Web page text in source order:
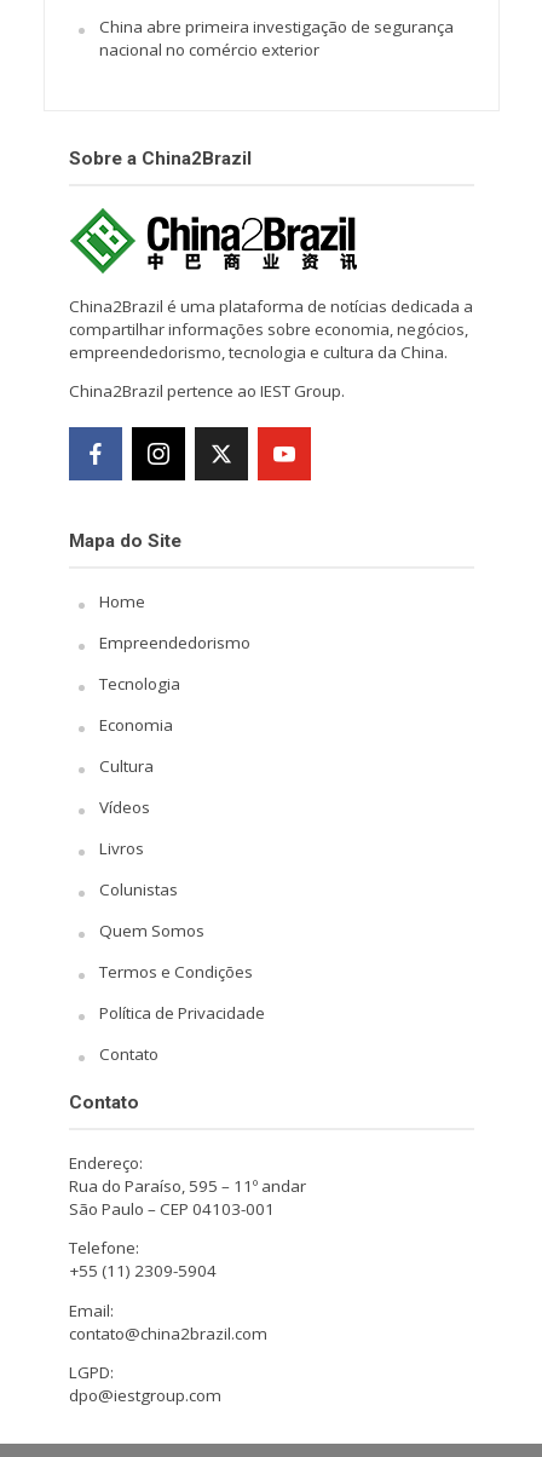
China abre primeira investigação de segurança
nacional no comércio exterior
Sobre a China2Brazil
China2Brazil é uma plataforma de notícias dedicada a
compartilhar informações sobre economia, negócios,
empreendedorismo, tecnologia e cultura da China.
China2Brazil pertence ao IEST Group.
Mapa do Site
Home
Empreendedorismo
Tecnologia
Economia
Cultura
Vídeos
Livros
Colunistas
Quem Somos
Termos e Condições
Política de Privacidade
Contato
Contato
Endereço:
Rua do Paraíso, 595 – 11º andar
São Paulo – CEP 04103-001
Telefone:
+55 (11) 2309-5904
Email:
contato@china2brazil.com
LGPD:
dpo@iestgroup.com